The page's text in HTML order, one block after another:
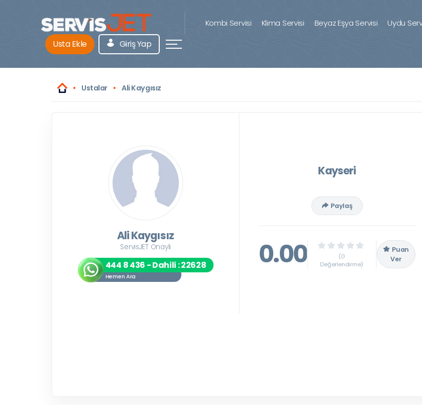
Kombi Servisi Klima Servisi Beyaz Eşya Servisi Uydu
Usta Ekle Giriş Yap
Ustalar Ali Kaygısız
Ali Kaygısız
ServisJET Onaylı
444 8 436 - Dahili : 22628
Hemen Ara
Kayseri
Paylaş
0.00
(0
Değerlendirme)
Puan
Ver